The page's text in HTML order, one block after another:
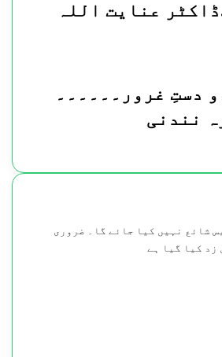
عنایت اللہ
دستِ غرور۔۔۔۔۔۔
نندنی
شائع نہیں کیا جائے گا۔ ضروری
زد کیا گیا ہے